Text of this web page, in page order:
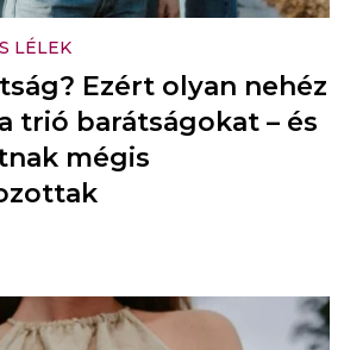
LÉLEK
Ezért olyan nehéz
trió barátságokat – és
mégis